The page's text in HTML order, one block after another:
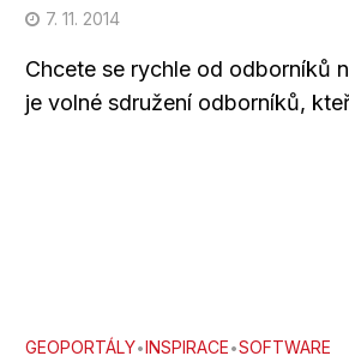
7. 11. 2014
Chcete se rychle od odborníků
je volné sdružení odborníků,
GEOPORTÁLY•INSPIRACE•SOFTWARE